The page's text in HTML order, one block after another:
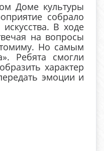
Доме культуры
собрало
В ходе
на вопросы
Но самым
Ребята смогли
характер
эмоции и